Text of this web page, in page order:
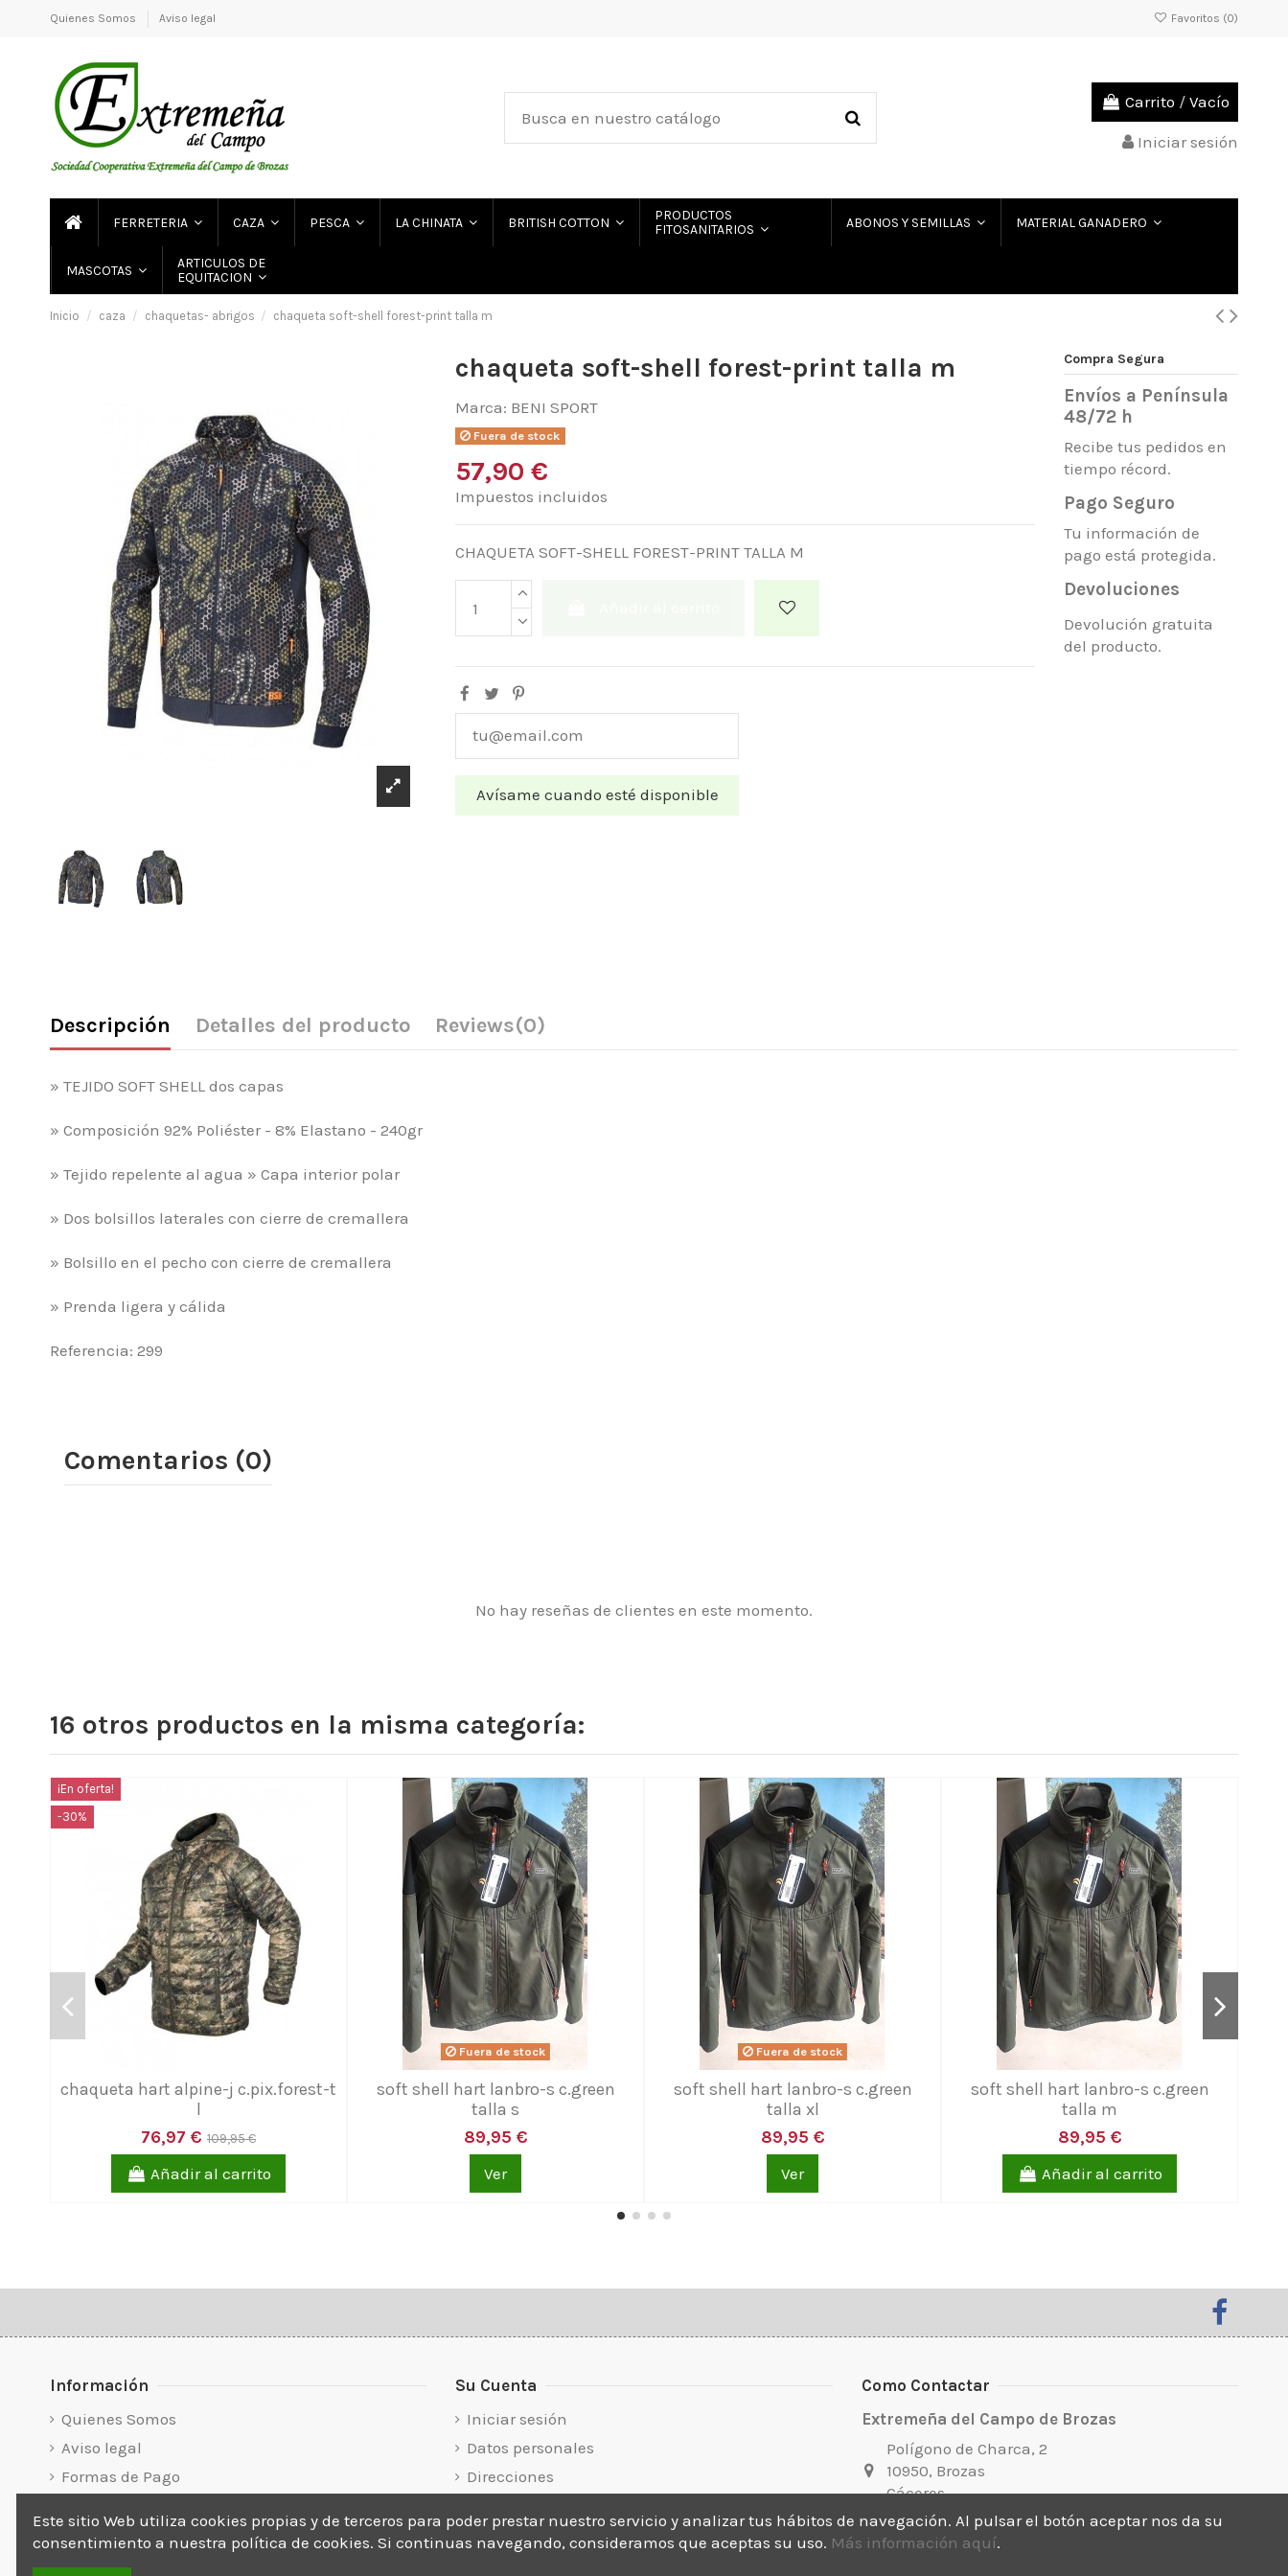
Quienes Somos Aviso legal Favoritos (0)
Carrito / Vacío
Iniciar sesión
FERRETERIA CAZA PESCA LA CHINATA BRITISH COTTON
PRODUCTOS
FITOSANITARIOS
ABONOS Y SEMILLAS MATERIAL GANADERO
MASCOTAS
ARTICULOS DE
EQUITACION
Inicio caza chaquetas- abrigos chaqueta soft-shell forest-print talla m
chaqueta soft-shell forest-print talla m
Marca: BENI SPORT
Fuera de stock
57,90 €
Impuestos incluidos
CHAQUETA SOFT-SHELL FOREST-PRINT TALLA M
Compra Segura
Envíos a Península
48/72 h
Recibe tus pedidos en
tiempo récord.
Pago Seguro
Tu información de
pago está protegida.
Devoluciones
Devolución gratuita
del producto.
Descripción Detalles del producto Reviews(0)
» TEJIDO SOFT SHELL dos capas
» Composición 92% Poliéster - 8% Elastano - 240gr
» Tejido repelente al agua » Capa interior polar
» Dos bolsillos laterales con cierre de cremallera
» Bolsillo en el pecho con cierre de cremallera
» Prenda ligera y cálida
Referencia: 299
Comentarios (0)
No hay reseñas de clientes en este momento.
16 otros productos en la misma categoría:
¡En oferta!
-30%
chaqueta hart alpine-j c.pix.forest-t
l
76,97 € 109,95 €
Añadir al carrito
Fuera de stock
soft shell hart lanbro-s c.green
talla s
89,95 €
Ver
Fuera de stock
soft shell hart lanbro-s c.green
talla xl
89,95 €
Ver
soft shell hart lanbro-s c.green
talla m
89,95 €
Añadir al carrito
Información
Quienes Somos
Aviso legal
Formas de Pago
Condiciones generales de contratación
Su Cuenta
Iniciar sesión
Datos personales
Direcciones
Como Contactar
Extremeña del Campo de Brozas
Polígono de Charca, 2
10950, Brozas
Cáceres
647 64 88 45
Este sitio Web utiliza cookies propias y de terceros para poder prestar nuestro servicio y analizar tus hábitos de navegación. Al pulsar el botón aceptar nos da su
consentimiento a nuestra política de cookies. Si continuas navegando, consideramos que aceptas su uso. Más información aquí.